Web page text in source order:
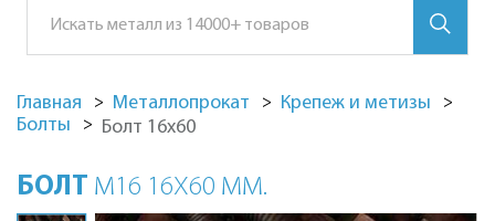
Главная Металлопрокат
Крепеж и метизы
Болты
Болт 16х60
БОЛТ М16 16Х60 ММ.